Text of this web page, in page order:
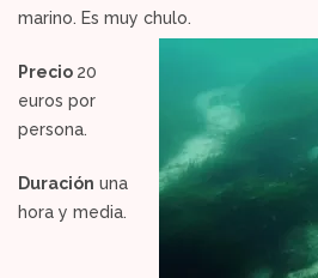
marino. Es muy chulo.
Precio 20
euros por
persona.
Duración una
hora y media.